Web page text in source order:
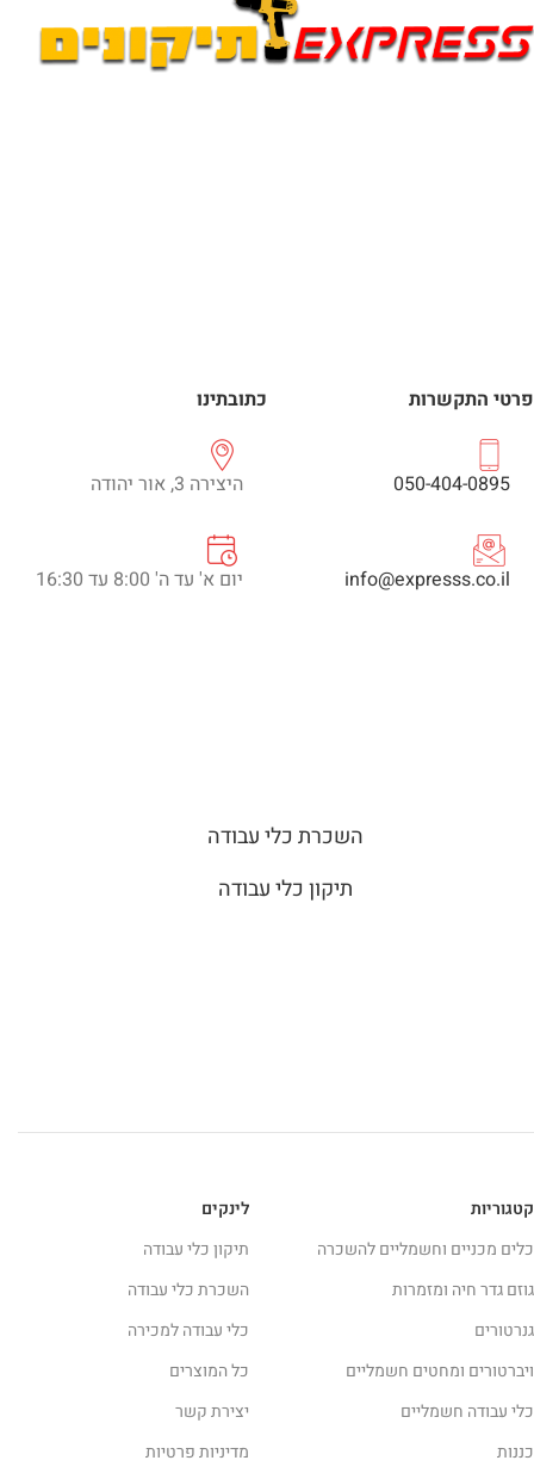
פרטי התקשרות
050-404-0895
info@expresss.co.il
כתובתינו
היצירה 3, אור יהודה
יום א' עד ה' 8:00 עד 16:30
השכרת כלי עבודה
תיקון כלי עבודה
לינקים
תיקון כלי עבודה
השכרת כלי עבודה
כלי עבודה למכירה
כל המוצרים
יצירת קשר
מדיניות פרטיות
קטגוריות
כלים מכניים וחשמליים להשכרה
גוזם גדר חיה ומזמרות
גנרטורים
ויברטורים ומחטים חשמליים
כלי עבודה חשמליים
כננות